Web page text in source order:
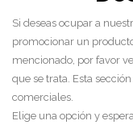
Si deseas ocupar a
promocionar un
mencionado, por favor
que se trata. Esta
comerciales.
Elige una opción y